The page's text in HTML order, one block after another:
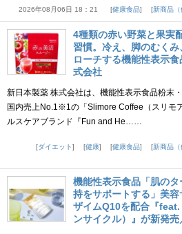
2026年08月06日 18：21 健康食品 新商品（
4種類の赤い野菜と果実
習慣。冷え、脚のむく
ローチする機能性表示
式会社
新日本製薬 株式会社は、機能性表示食品粉末
国内売上No.1※1の「Slimore Coffee（スリモ
ルスケアブランド『Fun and He……
ダイエット
健康 健康食品 新商品（
機能性表示食品「肌の
持をサポートする」美
ザイムQ10を配合『
ンサイクル）』が新発